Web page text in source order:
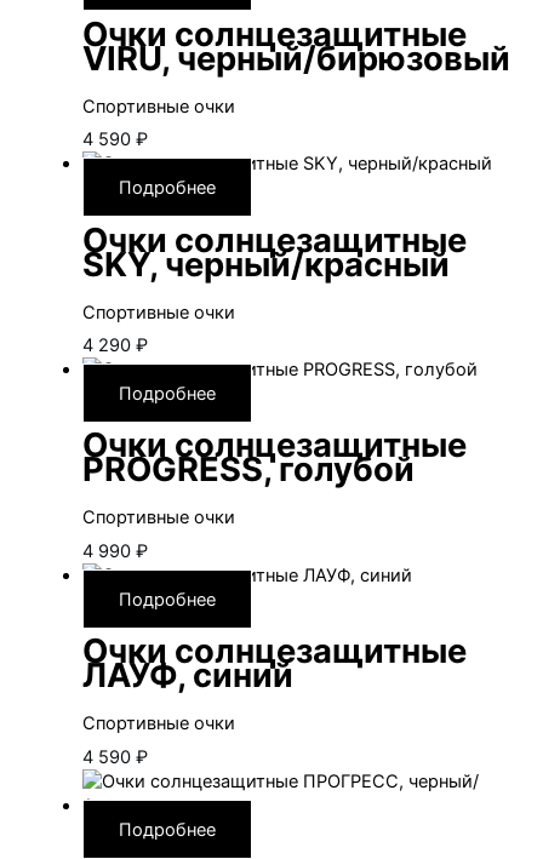
Очки солнцезащитные
VIRU, черный/бирюзовый
Спортивные очки
4 590 ₽
Подробнее
Очки солнцезащитные
SKY, черный/красный
Спортивные очки
4 290 ₽
Подробнее
Очки солнцезащитные
PROGRESS, голубой
Спортивные очки
4 990 ₽
Подробнее
Очки солнцезащитные
ЛАУФ, синий
Спортивные очки
4 590 ₽
Подробнее